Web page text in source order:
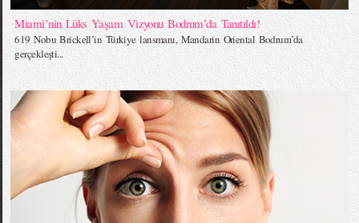
Miami’nin Lüks Yaşam Vizyonu Bodrum’da Tanıtıldı!
619 Nobu Brickell’in Türkiye lansmanı, Mandarin Oriental Bodrum’da
gerçekleşti...